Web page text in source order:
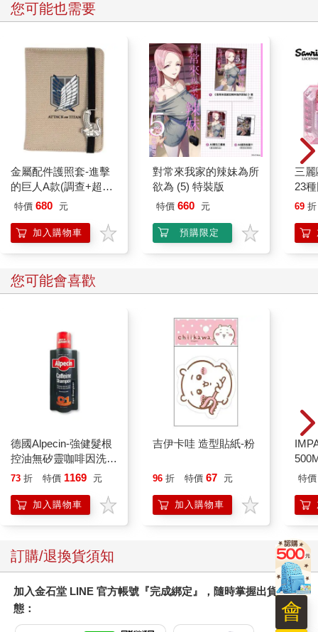
各自所屬的同鄉組織。「縣人會」的目的為「親睦」，每年舉辦
新；吉凶相問、憂喜相分，在「外地」小島中形成了相互慰藉、
勉勵的空間。而聚會中家鄉的語言、家鄉的食物、家鄉的表演，
也為在台日人的「外地」生活創造出與「內地」故鄉連結的空
間。透過「縣人會」的活動，在沒有血緣、地緣的土地上架起人
際網絡，也維繫離鄉者與離鄉者、離鄉者與「內地」故鄉之間的
縣人會的活動與官方不鼓勵思念故國家園的立場相矛盾，然而，
聚會之時，會員們往往以鄉黨提攜、「海外雄飛」相互勉勵，甚
至以此延伸至「國運」的發展。「愛鄉」延伸至「愛國」的邏
輯，賦予縣人會活動合理性與正當性。在語彙的包裝下，縣人會
的聚會成為一種人際資本、海外雄飛的必要條件，與國家發展密
切連結，甚至也不與埋骨台灣的決心相違。
在故鄉書寫與文藝創作中。在縣人會發行的會報上，在台日人往
往以特定的地理景觀，凸顯故鄉的山河風光，以此標示自身的出
一種「匿名」的故鄉——選取特定風物，卻未標示特定場所。一
九○○年二月，《台灣日日新報》曾以「懷故鄉春」為課題，募集
詩歌、俳句等作品。獲選者的作品多將思鄉之情寄寓櫻、梅；而
多數的作品，卻難以辨識故鄉的具體地點。寓景寄情、托物思
鄉，是跨越時空、人群常見的書寫方式，然而，擁有不同出自、
經驗、歷史背景的人群，會將視線停佇於不同的風景；眼中的景
物，也映照著獨特的意義。櫻、梅在日本是冬末春初時節的景
物，能夠召喚共有的文化情感；在台灣卻是必須跋涉山區，才難
得一見的溫帶植物。在地理景觀、季感差異，以及他鄉─故鄉的
對比下，從日本各地渡海而來的日本人，不約而同選取了櫻、梅
作為懷鄉之際吟詠的對象。橫跨日本各地共有的特定風物，讓擁
有不同故鄉的離鄉者，一齊喚起記憶中的風景，一個擴大、均質
化的故鄉──無關出身何地，無涉地方性差異，相對於一個共同的
異鄉台灣，一個共同的故鄉「內地」也被想像建構。
您可能也需要
金屬配件護照套-進擊
的巨人A款(調查+超硬
質刀)
特價 680 元
加入購物車
對常來我家的辣妹為所
欲為 (5) 特裝版
特價 660 元
預購限定
三
23
帳
米
69 折
您可能會喜歡
德國Alpecin-強健髮根
控油無矽靈咖啡因洗髮
凝露375ml/瓶-C1強健
調理頭皮洗髮液/0矽靈
滋潤洗頭髮水/一般髮
73 折 特價 1169 元
加入購物車
吉伊卡哇 造型貼紙-粉
96 折 特價 67 元
加入購物車
特價
訂購/退換貨須知
加入金石堂 LINE 官方帳號『完成綁定』，隨時掌握出貨動
態：
會